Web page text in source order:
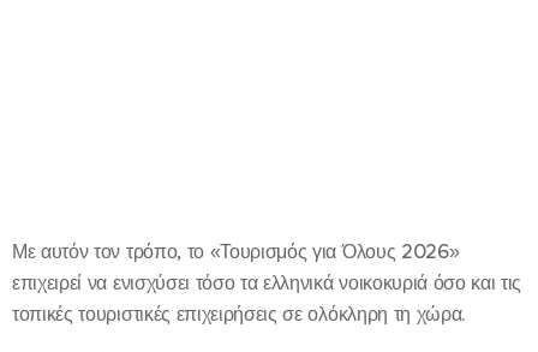
Με αυτόν τον τρόπο, το «Τουρισμός για Όλους 2026»
επιχειρεί να ενισχύσει τόσο τα ελληνικά νοικοκυριά όσο και τις
τοπικές τουριστικές επιχειρήσεις σε ολόκληρη τη χώρα.